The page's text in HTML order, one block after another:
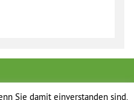
Sie damit einverstanden sind,